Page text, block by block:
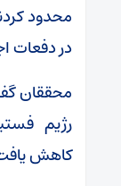
در دفعات
محققان
رژیم
کاهش